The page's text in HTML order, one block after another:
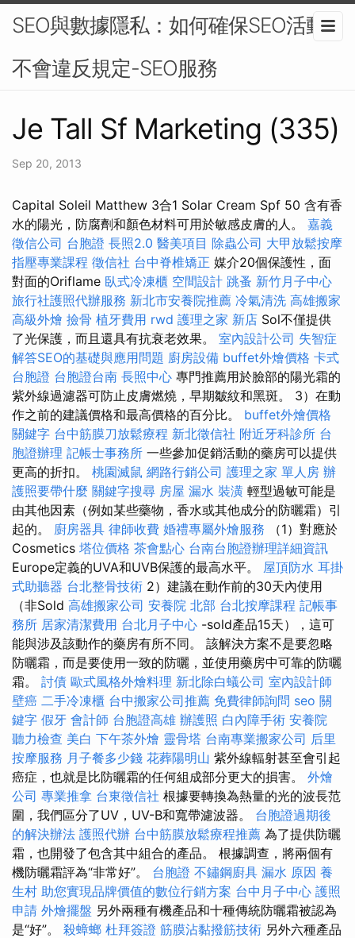
SEO與數據隱私：如何確保SEO活動
不會違反規定-SEO服務
Je Tall Sf Marketing (335)
Sep 20, 2013
Capital Soleil Matthew 3合1 Solar Cream Spf 50 含有香
水的陽光，防腐劑和顏色材料可用於敏感皮膚的人。 嘉義
徵信公司 台胞證 長照2.0 醫美項目 除蟲公司 大甲放鬆按摩
指壓專業課程 徵信社 台中脊椎矯正 媒介20個保護性，面
對面的Oriflame 臥式冷凍櫃 空間設計 跳蚤 新竹月子中心
旅行社護照代辦服務 新北市安養院推薦 冷氣清洗 高雄搬家
高級外燴 撿骨 植牙費用 rwd 護理之家 新店 Sol不僅提供
了光保護，而且還具有抗衰老效果。 室內設計公司 失智症
解答SEO的基礎與應用問題 廚房設備 buffet外燴價格 卡式
台胞證 台胞證台南 長照中心 專門推薦用於臉部的陽光霜的
紫外線過濾器可防止皮膚燃燒，早期皺紋和黑斑。 3）在動
作之前的建議價格和最高價格的百分比。 buffet外燴價格
關鍵字 台中筋膜刀放鬆療程 新北徵信社 附近牙科診所 台
胞證辦理 記帳士事務所 一些參加促銷活動的藥房可以提供
更高的折扣。 桃園滅鼠 網路行銷公司 護理之家 單人房 辦
護照要帶什麼 關鍵字搜尋 房屋 漏水 裝潢 輕型過敏可能是
由其他因素（例如某些藥物，香水或其他成分的防曬霜）引
起的。 廚房器具 律師收費 婚禮專屬外燴服務
（1）對應於
Cosmetics 塔位價格 茶會點心 台南台胞證辦理詳細資訊
Europe定義的UVA和UVB保護的最高水平。 屋頂防水 耳掛
式助聽器 台北整骨技術 2）建議在動作前的30天內使用
（非Sold 高雄搬家公司 安養院 北部 台北按摩課程 記帳事
務所 居家清潔費用 台北月子中心 -sold產品15天），這可
能與涉及該動作的藥房有所不同。 該解決方案不是要忽略
防曬霜，而是要使用一致的防曬，並使用藥房中可靠的防曬
霜。 討債 歐式風格外燴料理 新北除白蟻公司 室內設計師
壁癌 二手冷凍櫃 台中搬家公司推薦 免費律師詢問 seo 關
鍵字 假牙 會計師 台胞證高雄 辦護照 白內障手術 安養院
聽力檢查 美白 下午茶外燴 靈骨塔 台南專業搬家公司 后里
按摩服務 月子餐多少錢 花葬陽明山 紫外線輻射甚至會引起
癌症，也就是比防曬霜的任何組成部分更大的損害。 外燴
公司 專業推拿 台東徵信社 根據要轉換為熱量的光的波長范
圍，我們區分了UV，UV-B和寬帶濾波器。 台胞證過期後
的解決辦法 護照代辦 台中筋膜放鬆療程推薦 為了提供防曬
霜，也開發了包含其中組合的產品。 根據調查，將兩個有
機防曬霜評為“非常好”。 台胞證 不鏽鋼廚具 漏水 原因 養
生村 助您實現品牌價值的數位行銷方案 台中月子中心 護照
申請 外燴擺盤 另外兩種有機產品和十種傳統防曬霜被認為
是“好”。 殺蟑螂 杜拜簽證 筋膜沾黏撥筋技術 另外六種產品